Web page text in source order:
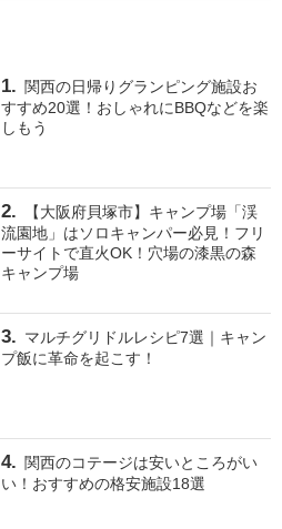
関西の日帰りグランピング施設お
すすめ20選！おしゃれにBBQなどを楽
しもう
【大阪府貝塚市】キャンプ場「渓
流園地」はソロキャンパー必見！フリ
ーサイトで直火OK！穴場の漆黒の森
キャンプ場
マルチグリドルレシピ7選｜キャン
プ飯に革命を起こす！
関西のコテージは安いところがい
い！おすすめの格安施設18選